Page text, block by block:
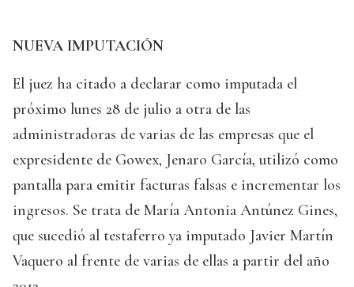
NUEVA IMPUTACIÓN
El juez ha citado a declarar como imputada el
próximo lunes 28 de julio a otra de las
administradoras de varias de las empresas que el
expresidente de Gowex, Jenaro García, utilizó como
pantalla para emitir facturas falsas e incrementar los
ingresos. Se trata de María Antonia Antúnez Gines,
que sucedió al testaferro ya imputado Javier Martín
Vaquero al frente de varias de ellas a partir del año